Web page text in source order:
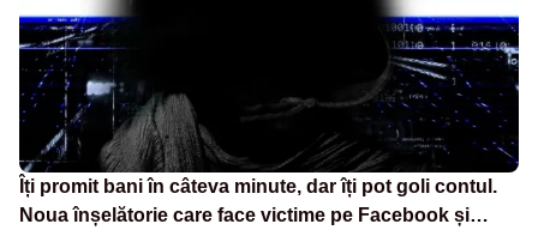
Îți promit bani în câteva minute, dar îți pot goli contul.
Noua înșelătorie care face victime pe Facebook și